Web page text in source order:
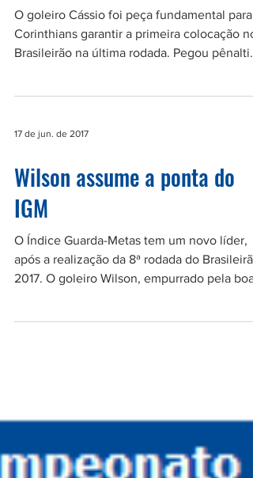
O goleiro Cássio foi peça fundamental para
Corinthians garantir a primeira colocação no
Wilson assume a ponta do
IGM
O Índice Guarda-Metas tem um novo líder,
após a realização da 8ª rodada do Brasileirão